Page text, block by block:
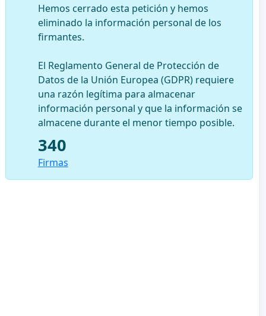
Hemos cerrado esta petición y hemos
eliminado la información personal de los
firmantes.
El Reglamento General de Protección de
Datos de la Unión Europea (GDPR) requiere
una razón legítima para almacenar
información personal y que la información se
almacene durante el menor tiempo posible.
340
Firmas